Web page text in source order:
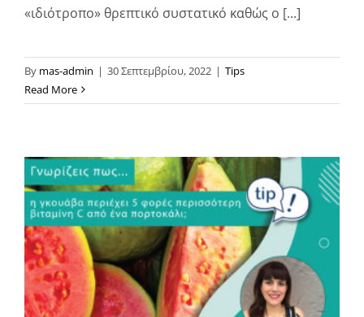
«ιδιότροπο» θρεπτικό συστατικό καθώς ο [...]
By mas-admin | 30 Σεπτεμβρίου, 2022 | Tips
Read More